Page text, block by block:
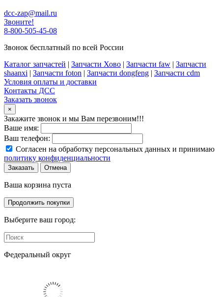
dcc-zap@mail.ru
Звоните!
8-800-505-45-08
Звонок бесплатный по всей России
Каталог запчастей | Запчасти Хово | Запчасти faw | Запчасти
shaanxi | Запчасти foton | Запчасти dongfeng | Запчасти cdm
Условия оплаты и доставки
Контакты ДСС
Заказать звонок
×
Закажите звонок и мы Вам перезвоним!!!
Ваше имя:
Ваш телефон:
Согласен на обработку персональных данных и принимаю
политику конфиденциальности
Заказать Отмена
Ваша корзина пуста
Продолжить покупки
Выберите ваш город:
Федеральный округ